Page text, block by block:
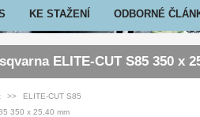
KE STAŽENÍ ODBORNÉ
ELITE-CUT S85 350 x
ELITE-CUT S85
350 x 25,40 mm